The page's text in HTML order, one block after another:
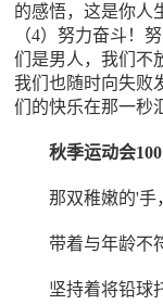
的感悟，这是你人
（4）努力奋斗！
们是男人，我们不
我们也随时向失败
们的快乐在那一秒
秋季运动会
那双稚嫩的'手
带着与年龄不
坚持着将铅球